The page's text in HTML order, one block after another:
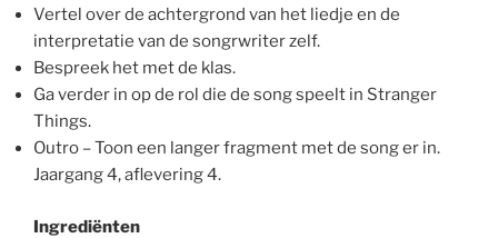
Vertel over de achtergrond van het liedje en de
interpretatie van de songrwriter zelf.
Bespreek het met de klas.
Ga verder in op de rol die de song speelt in Stranger
Things.
Outro – Toon een langer fragment met de song er in.
Jaargang 4, aflevering 4.
Ingrediënten